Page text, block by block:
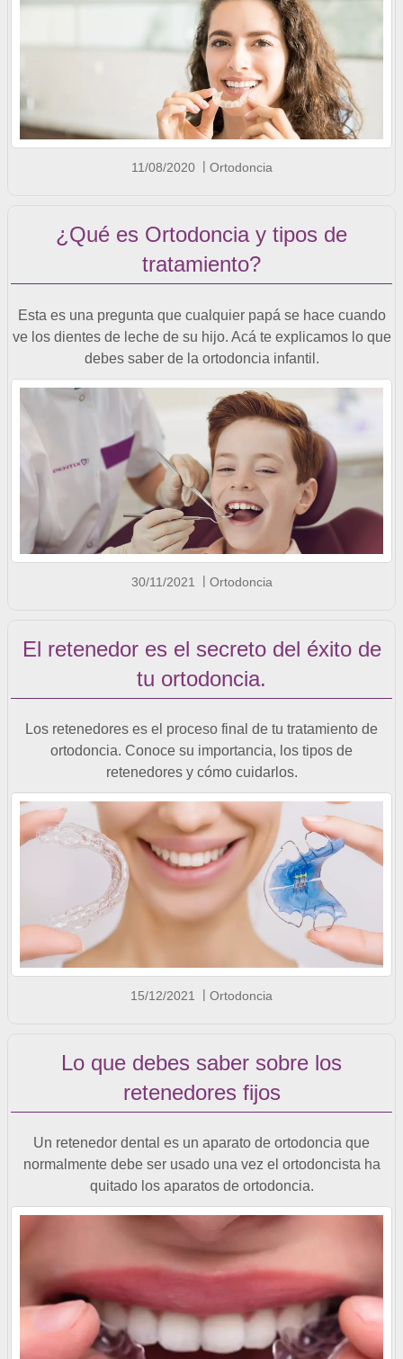
11/08/2020 Ortodoncia
¿Qué es Ortodoncia y tipos de
tratamiento?
Esta es una pregunta que cualquier papá se hace cuando
ve los dientes de leche de su hijo. Acá te explicamos lo que
debes saber de la ortodoncia infantil.
30/11/2021 Ortodoncia
El retenedor es el secreto del éxito de
tu ortodoncia.
Los retenedores es el proceso final de tu tratamiento de
ortodoncia. Conoce su importancia, los tipos de
retenedores y cómo cuidarlos.
15/12/2021 Ortodoncia
Lo que debes saber sobre los
retenedores fijos
Un retenedor dental es un aparato de ortodoncia que
normalmente debe ser usado una vez el ortodoncista ha
quitado los aparatos de ortodoncia.